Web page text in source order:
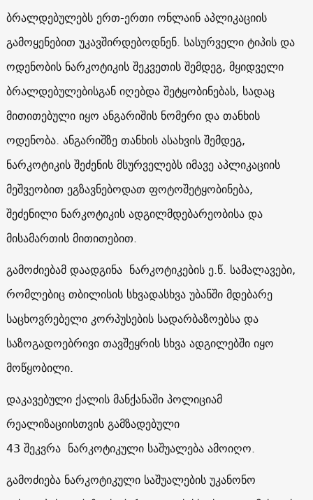
ბრალდებულებს ერთ-ერთი ონლაინ აპლიკაციის
გამოყენებით უკავშირდებოდნენ. სასურველი ტიპის და
ოდენობის ნარკოტიკის შეკვეთის შემდეგ, მყიდველი
ბრალდებულებისგან იღებდა შეტყობინებას, სადაც
მითითებული იყო ანგარიშის ნომერი და თანხის
ოდენობა. ანგარიშზე თანხის ასახვის შემდეგ,
ნარკოტიკის შეძენის მსურველებს იმავე აპლიკაციის
მეშვეობით ეგზავნებოდათ ფოტოშეტყობინება,
შეძენილი ნარკოტიკის ადგილმდებარეობისა და
მისამართის მითითებით.
გამოძიებამ დაადგინა ნარკოტიკების ე.წ. სამალავები,
რომლებიც თბილისის სხვადასხვა უბანში მდებარე
საცხოვრებელი კორპუსების სადარბაზოებსა და
საზოგადოებრივი თავშეყრის სხვა ადგილებში იყო
მოწყობილი.
დაკავებული ქალის მანქანაში პოლიციამ
რეალიზაციისთვის გამზადებული
43 შეკვრა ნარკოტიკული საშუალება ამოიღო.
გამოძიება ნარკოტიკული საშუალების უკანონო